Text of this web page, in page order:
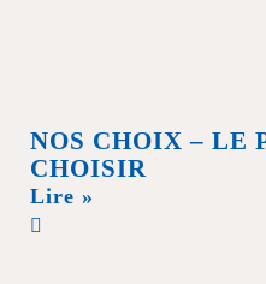
NOS CHOIX – LE
CHOISIR
Lire »